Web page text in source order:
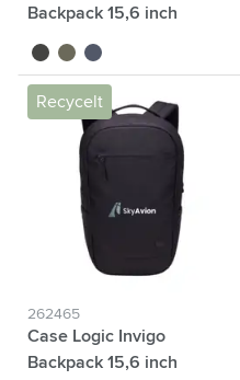
Backpack 15,6 inch
noir vert bleu foncé
Recycelt
262465
Case Logic Invigo
Backpack 15,6 inch